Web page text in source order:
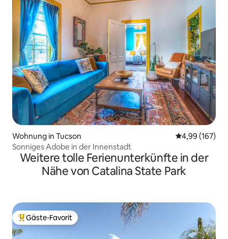
Wohnung in Tucson
4,99 (167)
Sonniges Adobe in der Innenstadt
Weitere tolle Ferienunterkünfte in der
Nähe von Catalina State Park
Beliebter Gäste-Favorit.
Gäste-Favorit